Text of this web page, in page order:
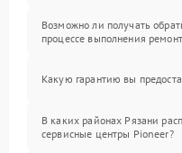
Возможно ли получать
процессе выполнения
Какую гарантию вы
В каких районах Рязани
сервисные центры Pioneer?